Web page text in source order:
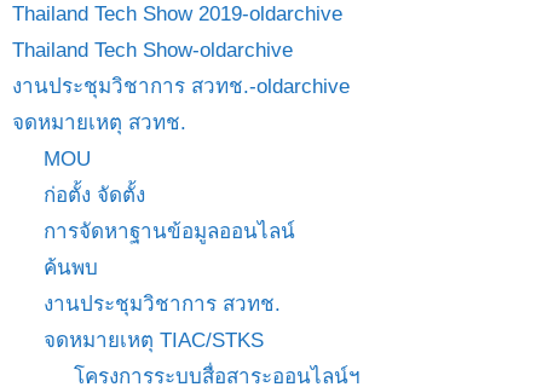
Thailand Tech Show 2019-oldarchive
Thailand Tech Show-oldarchive
งานประชุมวิชาการ สวทช.-oldarchive
จดหมายเหตุ สวทช.
MOU
ก่อตั้ง จัดตั้ง
การจัดหาฐานข้อมูลออนไลน์
ค้นพบ
งานประชุมวิชาการ สวทช.
จดหมายเหตุ TIAC/STKS
โครงการระบบสื่อสาระออนไลน์ฯ